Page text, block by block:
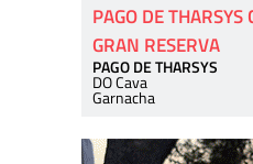
PAGO DE THARSYS
GRAN RESERVA
PAGO DE THARSYS
DO Cava
Garnacha